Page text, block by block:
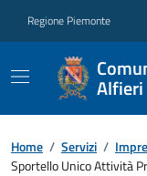
Regione Piemonte
Alfieri
Home / Servizi /
Sportello Unico Attività